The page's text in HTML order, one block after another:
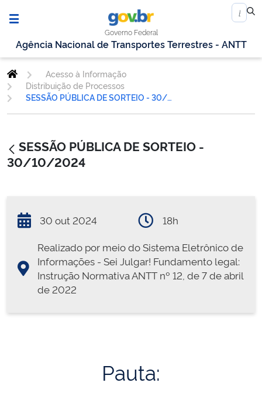
Governo Federal
Agência Nacional de Transportes Terrestres - ANTT
Acesso à Informação
Distribuição de Processos
SESSÃO PÚBLICA DE SORTEIO - 30/10/2024
SESSÃO PÚBLICA DE SORTEIO -
30/10/2024
30 out 2024
18h
Realizado por meio do Sistema Eletrônico de
Informações - Sei Julgar! Fundamento legal:
Instrução Normativa ANTT nº 12, de 7 de abril
de 2022
Pauta: